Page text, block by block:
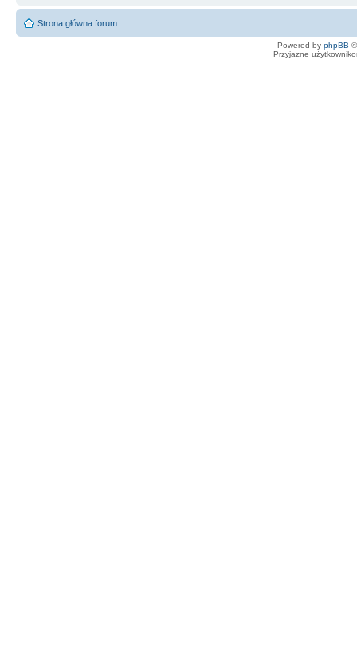
Strona główna forum
Powered by phpBB
Przyjazne